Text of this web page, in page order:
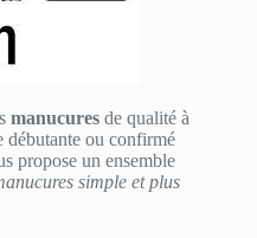
manucures de qualité à
débutante ou confirmé
propose un ensemble
simple et plus